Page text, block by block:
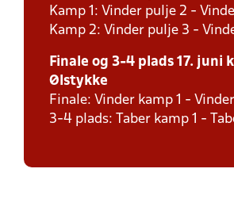
Kamp 1: Vinder pulje 2 -
Kamp 2: Vinder pulje 3 -
Finale og 3-4 plads 17. juni
Ølstykke
Finale: Vinder kamp 1 -
3-4 plads: Taber kamp 1 -